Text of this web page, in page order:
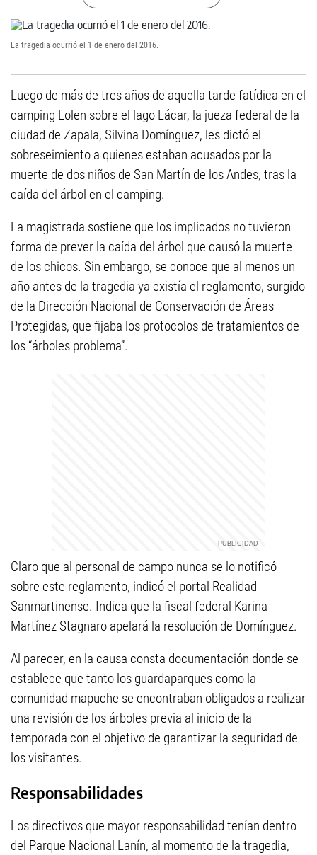
La tragedia ocurrió el 1 de enero del 2016.
Luego de más de tres años de aquella tarde fatídica en el
camping Lolen sobre el lago Lácar, la jueza federal de la
ciudad de Zapala, Silvina Domínguez, les dictó el
sobreseimiento a quienes estaban acusados por la
muerte de dos niños de San Martín de los Andes, tras la
caída del árbol en el camping.
La magistrada sostiene que los implicados no tuvieron
forma de prever la caída del árbol que causó la muerte
de los chicos. Sin embargo, se conoce que al menos un
año antes de la tragedia ya existía el reglamento, surgido
de la Dirección Nacional de Conservación de Áreas
Protegidas, que fijaba los protocolos de tratamientos de
los “árboles problema”.
Claro que al personal de campo nunca se lo notificó
sobre este reglamento, indicó el portal Realidad
Sanmartinense. Indica que la fiscal federal Karina
Martínez Stagnaro apelará la resolución de Domínguez.
Al parecer, en la causa consta documentación donde se
establece que tanto los guardaparques como la
comunidad mapuche se encontraban obligados a realizar
una revisión de los árboles previa al inicio de la
temporada con el objetivo de garantizar la seguridad de
los visitantes.
Responsabilidades
Los directivos que mayor responsabilidad tenían dentro
del Parque Nacional Lanín, al momento de la tragedia,